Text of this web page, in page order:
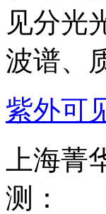
见分光
波谱、
紫外可
上海
测：